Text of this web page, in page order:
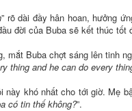
” rõ dài đầy hân hoan, hưởng
đời của Buba sẽ kết thúc tốt
mắt Buba chợt sáng lên tinh
thing and he can do every
này khó nhất cho tới giờ. Mẹ
có tin thế không?”.